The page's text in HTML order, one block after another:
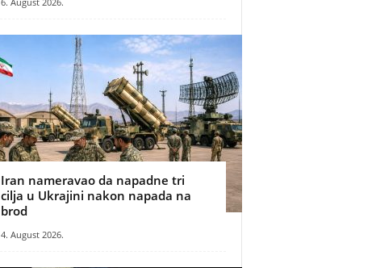
Iran nameravao da napadne tri
cilja u Ukrajini nakon napada na
brod
4. August 2026.